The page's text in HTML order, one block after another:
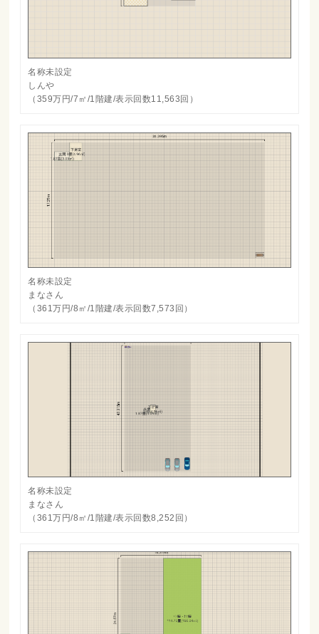
名称未設定
しんや
（359万円/7㎡/1階建/表示回数11,563回）
名称未設定
まなさん
（361万円/8㎡/1階建/表示回数7,573回）
名称未設定
まなさん
（361万円/8㎡/1階建/表示回数8,252回）